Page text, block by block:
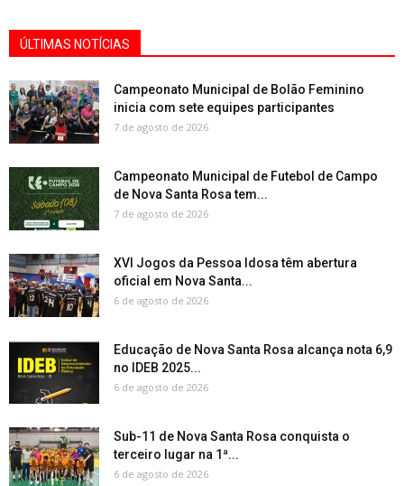
ÚLTIMAS NOTÍCIAS
Campeonato Municipal de Bolão Feminino
inicia com sete equipes participantes
7 de agosto de 2026
Campeonato Municipal de Futebol de Campo
de Nova Santa Rosa tem...
7 de agosto de 2026
XVI Jogos da Pessoa Idosa têm abertura
oficial em Nova Santa...
6 de agosto de 2026
Educação de Nova Santa Rosa alcança nota 6,9
no IDEB 2025...
6 de agosto de 2026
Sub-11 de Nova Santa Rosa conquista o
terceiro lugar na 1ª...
6 de agosto de 2026